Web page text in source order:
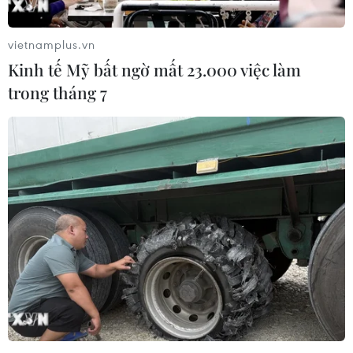
Standard Chartered huy
động thành công khoản
vay xã hội 721 triệu USD
cho HDBank
05/08/2026 07:46
Tăng tốc giải ngân đầu tư
trông chờ
05/08/2026 07:39
Hoàn thiện khuôn khổ
pháp lý về ngân hàng và
phòng, chống rửa tiền
Cà Mau gỡ “điểm nghẽn”
mặt bằng, xây dựng kịch
bản giải ngân
vietnamplus.vn
Kinh tế Mỹ bất ngờ mất 23.000 việc làm
trong tháng 7